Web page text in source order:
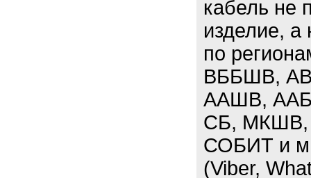
кабель не
изделие,
по
ВББШВ,
ААШВ,
СБ, МКШВ,
СОБИТ и
(Viber,